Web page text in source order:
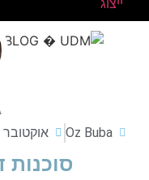
Oz Buba
אוקטובר 30, 2021
סוכנות